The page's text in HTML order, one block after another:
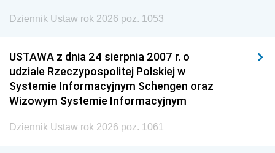
Dziennik Ustaw rok 2026 poz. 1053
USTAWA z dnia 24 sierpnia 2007 r. o
udziale Rzeczypospolitej Polskiej w
Systemie Informacyjnym Schengen oraz
Wizowym Systemie Informacyjnym
Dziennik Ustaw rok 2026 poz. 1061